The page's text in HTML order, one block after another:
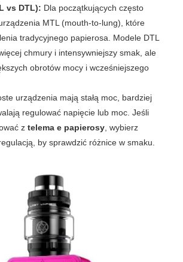
vs DTL): Dla początkujących często
MTL (mouth-to-lung), które
tradycyjnego papierosa. Modele DTL
chmury i intensywniejszy smak, ale
obrotów mocy i wcześniejszego
urządzenia mają stałą moc, bardziej
regulować napięcie lub moc. Jeśli
z telema e papierosy, wybierz
by sprawdzić różnice w smaku.